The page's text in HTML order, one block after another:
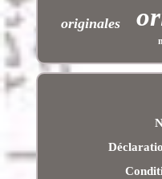
originales